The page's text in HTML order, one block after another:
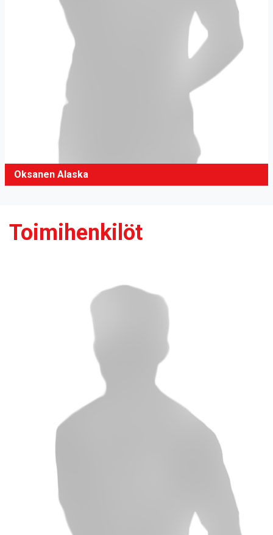
Oksanen Alaska
Toimihenkilöt